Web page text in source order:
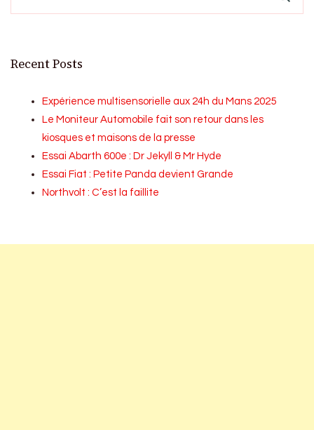
Recent Posts
Expérience multisensorielle aux 24h du Mans 2025
Le Moniteur Automobile fait son retour dans les
kiosques et maisons de la presse
Essai Abarth 600e : Dr Jekyll & Mr Hyde
Essai Fiat : Petite Panda devient Grande
Northvolt : C’est la faillite